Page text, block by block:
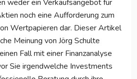
weder ein Verkaufsangebot für
noch eine Aufforderung zum
Wertpapieren dar. Dieser Artikel
Meinung von Jörg Schulte
Fall mit einer Finanzanalyse
Sie irgendwelche Investments